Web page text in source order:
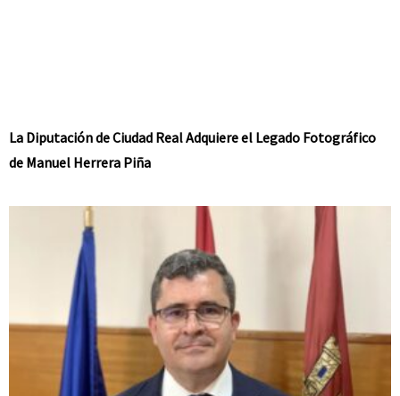
La Diputación de Ciudad Real Adquiere el Legado Fotográfico
de Manuel Herrera Piña